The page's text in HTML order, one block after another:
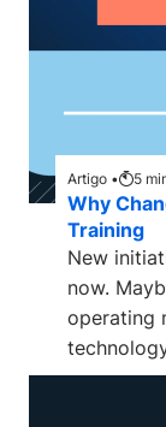
Artigo • 5
Why
Training
New
now.
operating